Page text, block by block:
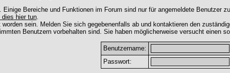
Bereiche und Funktionen im Forum sind nur für angemeldete
hier tun.
worden sein. Melden Sie sich gegebenenfalls ab und kontaktieren den
Benutzern vorbehalten sind. Sie haben möglicherweise versucht einen
Benutzername:
Passwort: